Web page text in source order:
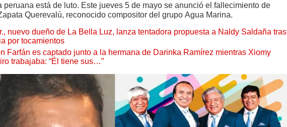
peruana está de luto. Este jueves 5 de mayo se anunció el fallecimiento de
Querevalú, reconocido compositor del grupo Agua Marina.
nuevo dueño de La Bella Luz, lanza tentadora propuesta a Naldy Saldaña tras
por tocamientos
Farfán es captado junto a la hermana de Darinka Ramírez mientras Xiomy
trabajaba: “Él tiene sus…”